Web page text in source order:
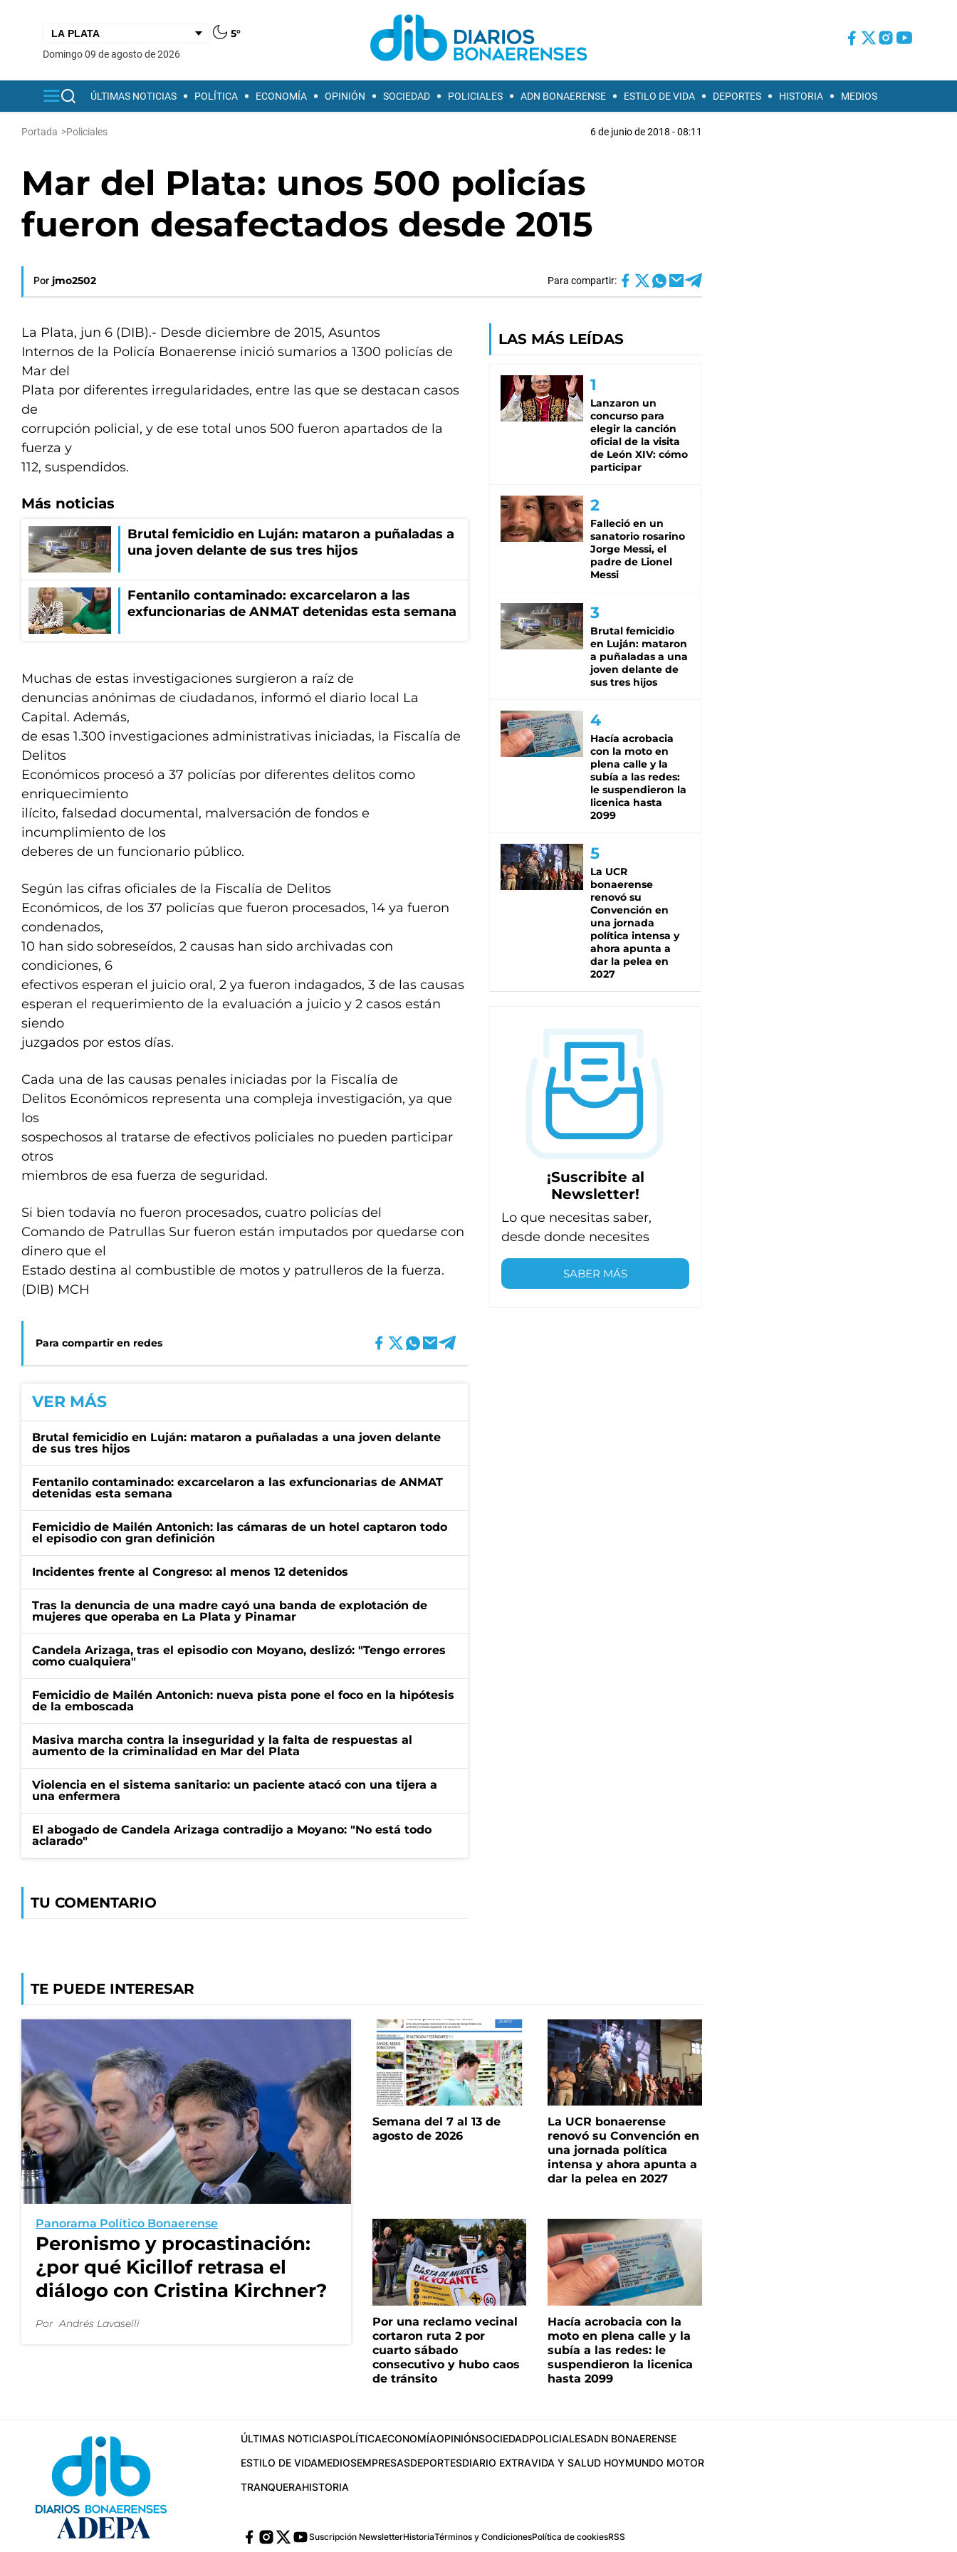
5°
domingo 09 de agosto de 2026
ÚLTIMAS NOTICIAS POLÍTICA ECONOMÍA OPINIÓN SOCIEDAD POLICIALES ADN BONAERENSE ESTILO DE VIDA DEPORTES HISTORIA MEDIOS
Portada >Policiales 6 de junio de 2018 - 08:11
Mar del Plata: unos 500 policías
fueron desafectados desde 2015
Por jmo2502 Para compartir:
La Plata, jun 6 (DIB).- Desde diciembre de 2015, Asuntos
Internos de la Policía Bonaerense inició sumarios a 1300 policías de
Mar del
Plata por diferentes irregularidades, entre las que se destacan casos
de
corrupción policial, y de ese total unos 500 fueron apartados de la
fuerza y
112, suspendidos.
Más noticias
Brutal femicidio en Luján: mataron a puñaladas a
una joven delante de sus tres hijos
Fentanilo contaminado: excarcelaron a las
exfuncionarias de ANMAT detenidas esta semana
Muchas de estas investigaciones surgieron a raíz de
denuncias anónimas de ciudadanos, informó el diario local La
Capital. Además,
de esas 1.300 investigaciones administrativas iniciadas, la Fiscalía de
Delitos
Económicos procesó a 37 policías por diferentes delitos como
enriquecimiento
ilícito, falsedad documental, malversación de fondos e
incumplimiento de los
deberes de un funcionario público.
Según las cifras oficiales de la Fiscalía de Delitos
Económicos, de los 37 policías que fueron procesados, 14 ya fueron
condenados,
10 han sido sobreseídos, 2 causas han sido archivadas con
condiciones, 6
efectivos esperan el juicio oral, 2 ya fueron indagados, 3 de las causas
esperan el requerimiento de la evaluación a juicio y 2 casos están
siendo
juzgados por estos días.
Cada una de las causas penales iniciadas por la Fiscalía de
Delitos Económicos representa una compleja investigación, ya que
los
sospechosos al tratarse de efectivos policiales no pueden participar
otros
miembros de esa fuerza de seguridad.
Si bien todavía no fueron procesados, cuatro policías del
Comando de Patrullas Sur fueron están imputados por quedarse con
dinero que el
Estado destina al combustible de motos y patrulleros de la fuerza.
(DIB) MCH
Para compartir en redes
VER MÁS
Brutal femicidio en Luján: mataron a puñaladas a una joven delante
de sus tres hijos
Fentanilo contaminado: excarcelaron a las exfuncionarias de ANMAT
detenidas esta semana
Femicidio de Mailén Antonich: las cámaras de un hotel captaron todo
el episodio con gran definición
Incidentes frente al Congreso: al menos 12 detenidos
Tras la denuncia de una madre cayó una banda de explotación de
mujeres que operaba en La Plata y Pinamar
Candela Arizaga, tras el episodio con Moyano, deslizó: "Tengo errores
como cualquiera"
Femicidio de Mailén Antonich: nueva pista pone el foco en la hipótesis
de la emboscada
Masiva marcha contra la inseguridad y la falta de respuestas al
aumento de la criminalidad en Mar del Plata
Violencia en el sistema sanitario: un paciente atacó con una tijera a
una enfermera
El abogado de Candela Arizaga contradijo a Moyano: "No está todo
aclarado"
TU COMENTARIO
LAS MÁS LEÍDAS
Lanzaron un
concurso para
elegir la canción
oficial de la visita
de León XIV: cómo
participar
Falleció en un
sanatorio rosarino
Jorge Messi, el
padre de Lionel
Messi
Brutal femicidio
en Luján: mataron
a puñaladas a una
joven delante de
sus tres hijos
Hacía acrobacia
con la moto en
plena calle y la
subía a las redes:
le suspendieron la
licenica hasta
2099
La UCR
bonaerense
renovó su
Convención en
una jornada
política intensa y
ahora apunta a
dar la pelea en
2027
¡Suscribite al
Newsletter!
Lo que necesitas saber,
desde donde necesites
SABER MÁS
TE PUEDE INTERESAR
Panorama Político Bonaerense
Peronismo y procastinación:
¿por qué Kicillof retrasa el
diálogo con Cristina Kirchner?
Por Andrés Lavaselli
Semana del 7 al 13 de
agosto de 2026
La UCR bonaerense
renovó su Convención en
una jornada política
intensa y ahora apunta a
dar la pelea en 2027
Por una reclamo vecinal
cortaron ruta 2 por
cuarto sábado
consecutivo y hubo caos
de tránsito
Hacía acrobacia con la
moto en plena calle y la
subía a las redes: le
suspendieron la licenica
hasta 2099
ÚLTIMAS NOTICIASPOLÍTICAECONOMÍAOPINIÓNSOCIEDADPOLICIALESADN BONAERENSE
ESTILO DE VIDAMEDIOSEMPRESASDEPORTESDIARIO EXTRAVIDA Y SALUD HOYMUNDO MOTOR
TRANQUERAHISTORIA
Suscripción NewsletterHistoriaTérminos y CondicionesPolítica de cookiesRSS